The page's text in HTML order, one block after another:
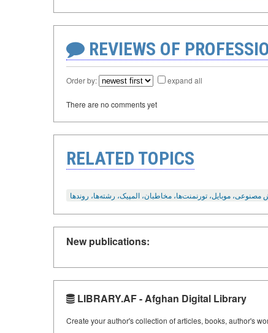
REVIEWS OF
Order by: expand all
There are no comments yet
RELATED TOPICS
موبایل، تورنمنت‌ها، مخاطبان، المپیک، رشته‌ها، روند‌ها
New publications:
LIBRARY.AF - Afghan Digital Library
Create your author's collection of articles, books, author's